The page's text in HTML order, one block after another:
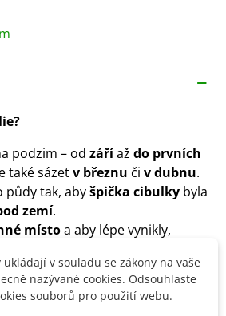
podzim – od záříaž do prvních
také sázetv březnu či v dubnu.
půdy tak, abyšpička cibulky byla
zemí.
místoa aby lépe vynikly,
propustnou půdu, bohatou
mírně kyselou.
z písku či štěrku.
v souladu se zákony na vaše
nazývané cookies. Odsouhlaste
souborů pro použití webu.